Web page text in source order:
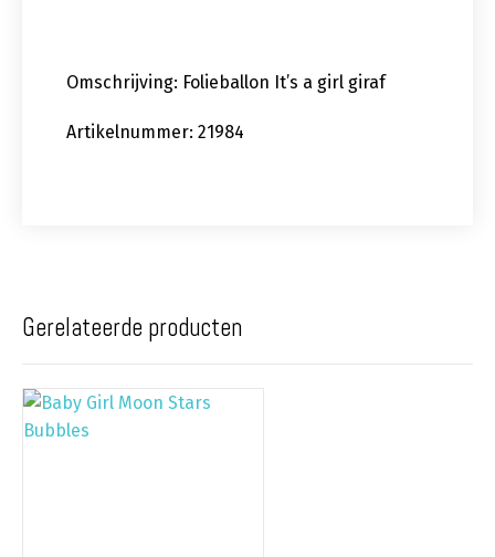
Omschrijving: Folieballon It’s a girl giraf
Artikelnummer: 21984
Gerelateerde producten